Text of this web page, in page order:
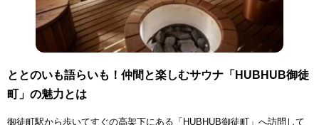
ととのいも語らいも！仲間と楽しむサウナ「HUBHUB御徒
町」の魅力とは
御徒町駅から歩いてすぐの高架下にある「HUBHUB御徒町」へ訪問して